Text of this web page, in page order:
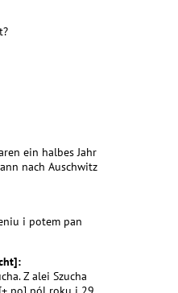
ein halbes Jahr
nach Auschwitz
i potem pan
Z alei Szucha